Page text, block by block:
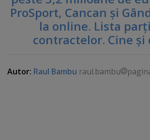
ProSport, Cancan şi
la online. Lista
contractelor. Cine şi
Autor: Raul Bambu raul.bambu